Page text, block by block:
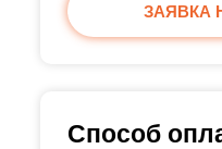
ЗАЯВКА
Способ